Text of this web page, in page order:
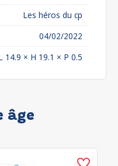
Les héros du cp
04/02/2022
14.9 × H 19.1 × P 0.5
âge